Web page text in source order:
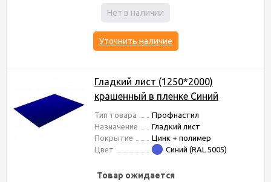
Нет в наличии
Уточнить наличие
Гладкий лист (1250*2000)
крашенный в пленке Синий
Тип товара
Профнастил
Назначение
Гладкий лист
Покрытие
Цинк + полимер
Цвет
Синий (RAL 5005)
Товар ожидается